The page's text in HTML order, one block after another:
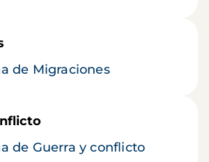
de Migraciones
de Guerra y conflicto